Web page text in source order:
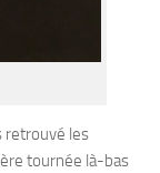
retrouvé les
tournée là-bas